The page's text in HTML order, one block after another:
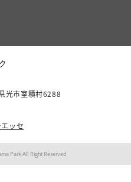
光市室積村6288
ッセ
Park All Right Reserved